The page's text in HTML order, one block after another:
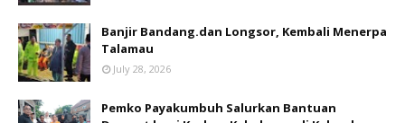
Banjir Bandang.dan Longsor, Kembali Menerpa
Talamau
July 28, 2026
Pemko Payakumbuh Salurkan Bantuan